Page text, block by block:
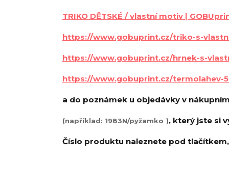
TRIKO DĚTSKÉ / vlastní motiv |
https://www.gobuprint.cz/triko-s-
https://www.gobuprint.cz/hrnek-s-
https://www.gobuprint.cz/termolahev-
a do poznámek u objedávky v
(například: 1983N/pyžamko ), který jste si
Číslo produktu naleznete pod